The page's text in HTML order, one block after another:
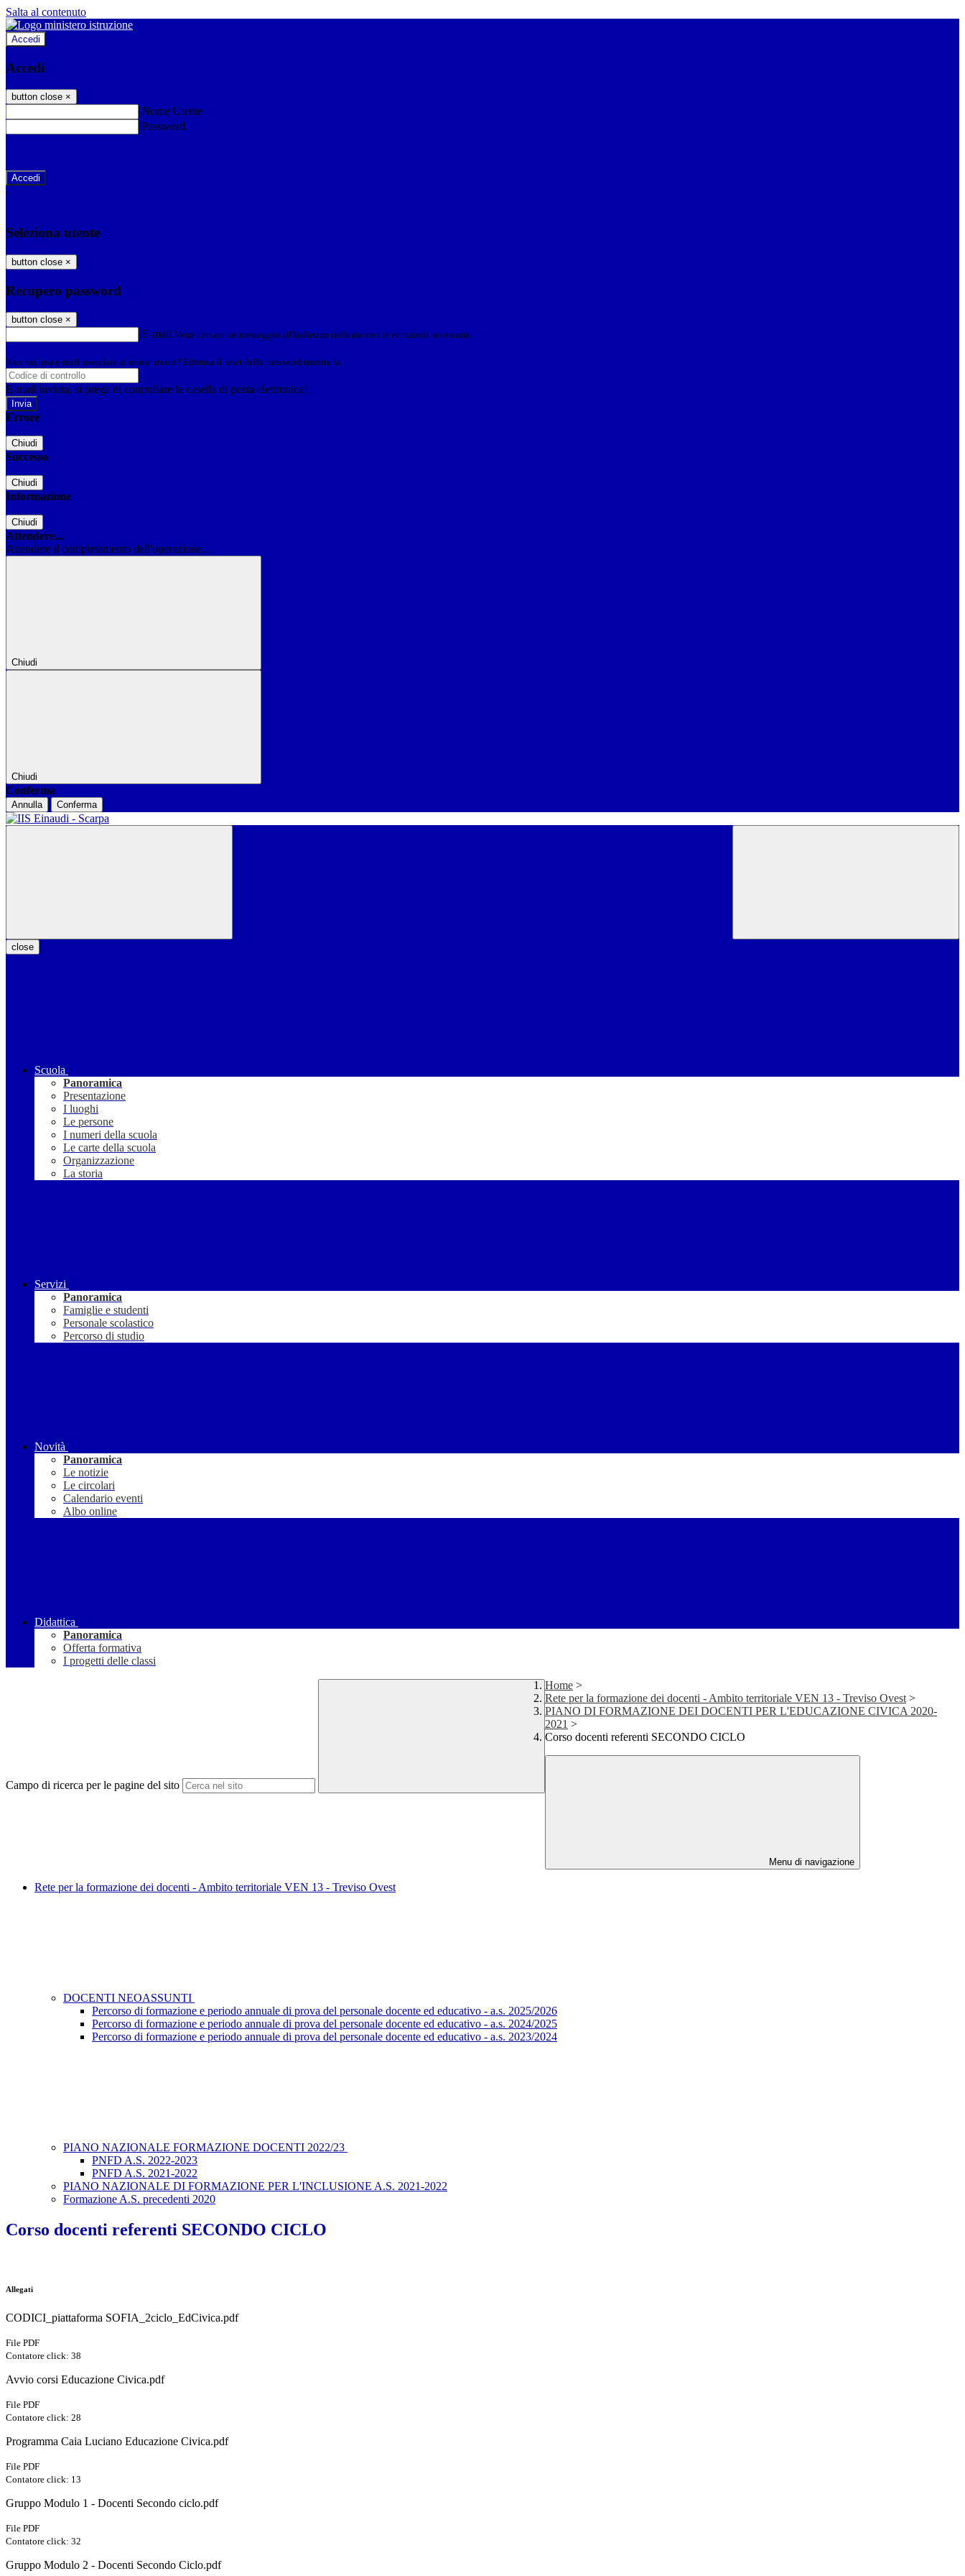
Salta al contenuto
Accedi
Accedi
button close ×
Nome Utente
Password
-
Seleziona utente
button close ×
Recupero password
button close ×
E-mail Verrà inviato un messaggio all'indirizzo indicato con le istruzioni necessarie.
Non hai una e-mail associata al nome utente? Effettua il reset della password tramite la
E-mail inviata, si prega di controllare la casella di posta elettronica!
Errore
Chiudi
Successo
Chiudi
Informazione
Chiudi
Attendere...
Attendere il completamento dell'operazione...
Chiudi
Chiudi
Conferma
Annulla Conferma
close
Scuola
Panoramica
Presentazione
I luoghi
Le persone
I numeri della scuola
Le carte della scuola
Organizzazione
La storia
Servizi
Panoramica
Famiglie e studenti
Personale scolastico
Percorso di studio
Novità
Panoramica
Le notizie
Le circolari
Calendario eventi
Albo online
Didattica
Panoramica
Offerta formativa
I progetti delle classi
Campo di ricerca per le pagine del sito
Home >
Rete per la formazione dei docenti - Ambito territoriale VEN 13 - Treviso Ovest >
PIANO DI FORMAZIONE DEI DOCENTI PER L'EDUCAZIONE CIVICA 2020-
2021 >
Corso docenti referenti SECONDO CICLO
Menu di navigazione
Rete per la formazione dei docenti - Ambito territoriale VEN 13 - Treviso Ovest
DOCENTI NEOASSUNTI
Percorso di formazione e periodo annuale di prova del personale docente ed educativo - a.s. 2025/2026
Percorso di formazione e periodo annuale di prova del personale docente ed educativo - a.s. 2024/2025
Percorso di formazione e periodo annuale di prova del personale docente ed educativo - a.s. 2023/2024
PIANO NAZIONALE FORMAZIONE DOCENTI 2022/23
PNFD A.S. 2022-2023
PNFD A.S. 2021-2022
PIANO NAZIONALE DI FORMAZIONE PER L'INCLUSIONE A.S. 2021-2022
Formazione A.S. precedenti 2020
Corso docenti referenti SECONDO CICLO
Allegati
CODICI_piattaforma SOFIA_2ciclo_EdCivica.pdf
File PDF
Contatore click: 38
Avvio corsi Educazione Civica.pdf
File PDF
Contatore click: 28
Programma Caia Luciano Educazione Civica.pdf
File PDF
Contatore click: 13
Gruppo Modulo 1 - Docenti Secondo ciclo.pdf
File PDF
Contatore click: 32
Gruppo Modulo 2 - Docenti Secondo Ciclo.pdf